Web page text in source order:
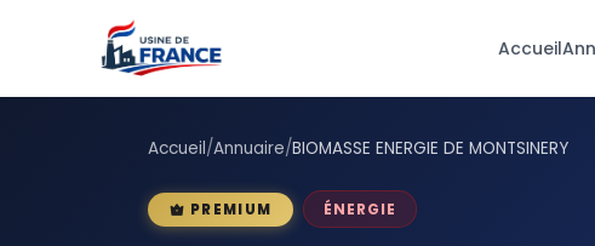
Accueil
Accueil/Annuaire/BIOMASSE ENERGIE DE MONTSINERY
PREMIUM ÉNERGIE